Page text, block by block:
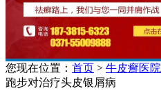
您现在位置： 首页 > 牛皮癣医院
跑步对治疗头皮银屑病